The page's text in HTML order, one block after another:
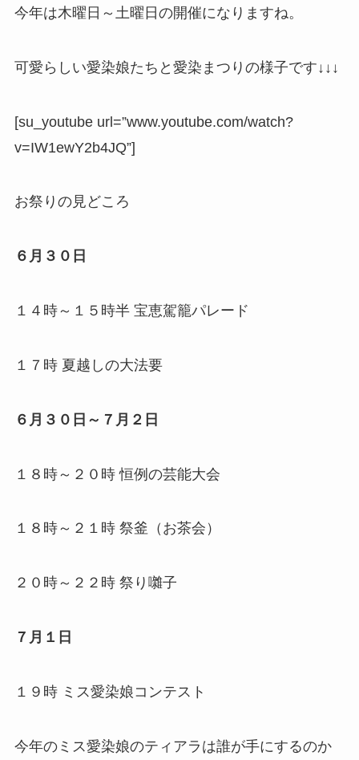
今年は木曜日～土曜日の開催になりますね。
可愛らしい愛染娘たちと愛染まつりの様子です↓↓↓
[su_youtube url=”www.youtube.com/watch?
v=IW1ewY2b4JQ”]
お祭りの見どころ
６月３０日
１４時～１５時半 宝恵駕籠パレード
１７時 夏越しの大法要
６月３０日～７月２日
１８時～２０時 恒例の芸能大会
１８時～２１時 祭釜（お茶会）
２０時～２２時 祭り囃子
７月１日
１９時 ミス愛染娘コンテスト
今年のミス愛染娘のティアラは誰が手にするのか